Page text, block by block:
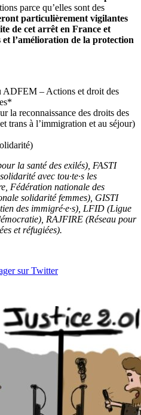
parce qu’elles sont des
particulièrement vigilantes
de cet arrêt en France et
l’amélioration de la protection
ADFEM – Actions et droit des
la reconnaissance des droits des
trans à l’immigration et au séjour)
la santé des exilés), FASTI
avec tou·te·s les
Fédération nationale des
solidarité femmes), GISTI
des immigré·e·s), LFID (Ligue
RAJFIRE (Réseau pour
et réfugiées).